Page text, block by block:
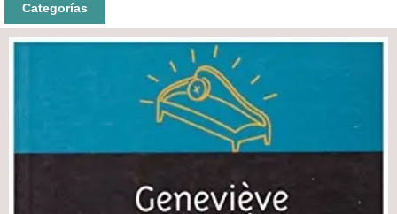
Categorías